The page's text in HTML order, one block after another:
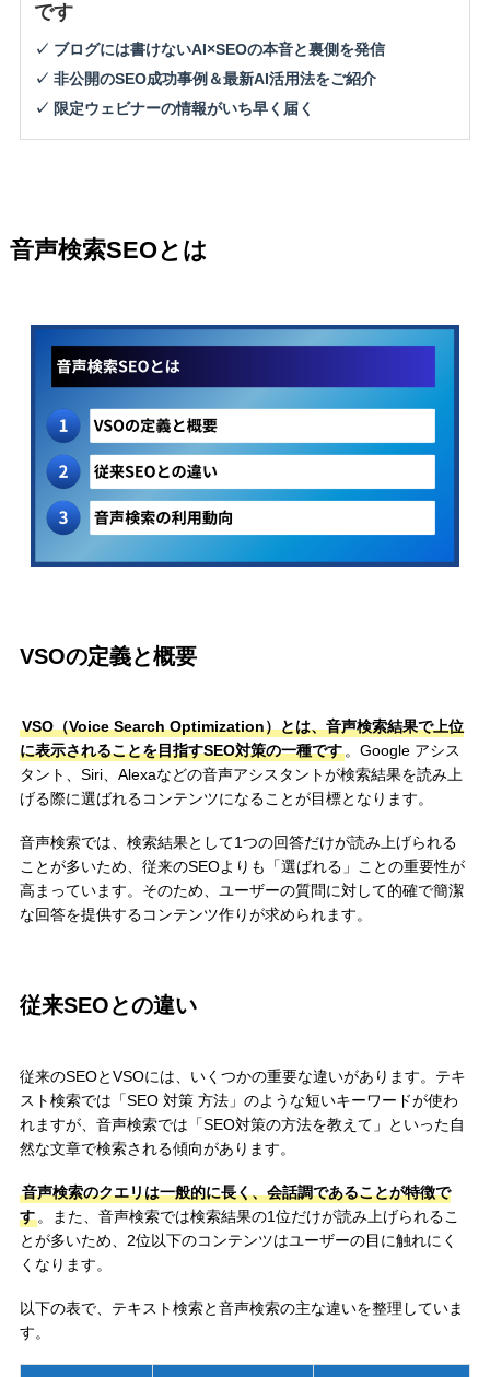
です
✓ ブログには書けないAI×SEOの本音と裏側を発信
✓ 非公開のSEO成功事例＆最新AI活用法をご紹介
✓ 限定ウェビナーの情報がいち早く届く
音声検索SEOとは
VSOの定義と概要
VSO（Voice Search Optimization）とは、音声検索結果で上位
に表示されることを目指すSEO対策の一種です。Google アシス
タント、Siri、Alexaなどの音声アシスタントが検索結果を読み上
げる際に選ばれるコンテンツになることが目標となります。
音声検索では、検索結果として1つの回答だけが読み上げられる
ことが多いため、従来のSEOよりも「選ばれる」ことの重要性が
高まっています。そのため、ユーザーの質問に対して的確で簡潔
な回答を提供するコンテンツ作りが求められます。
従来SEOとの違い
従来のSEOとVSOには、いくつかの重要な違いがあります。テキ
スト検索では「SEO 対策 方法」のような短いキーワードが使わ
れますが、音声検索では「SEO対策の方法を教えて」といった自
然な文章で検索される傾向があります。
音声検索のクエリは一般的に長く、会話調であることが特徴で
す。また、音声検索では検索結果の1位だけが読み上げられるこ
とが多いため、2位以下のコンテンツはユーザーの目に触れにく
くなります。
以下の表で、テキスト検索と音声検索の主な違いを整理していま
す。